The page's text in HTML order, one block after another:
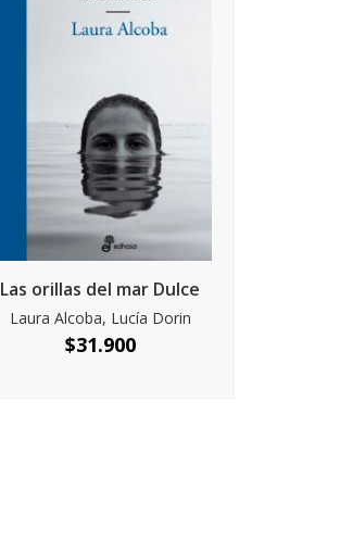
Las orillas del mar Dulce
Laura Alcoba, Lucía Dorin
$31.900